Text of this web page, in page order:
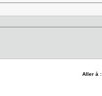
Aller à :